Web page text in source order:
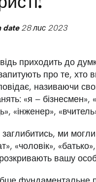
date28 лис 2023
приходить до
про те, хто
називаючи
«я – бізнесмен»,
«інженер»,
ми могли
«чоловік», «батько»,
розкривають вашу